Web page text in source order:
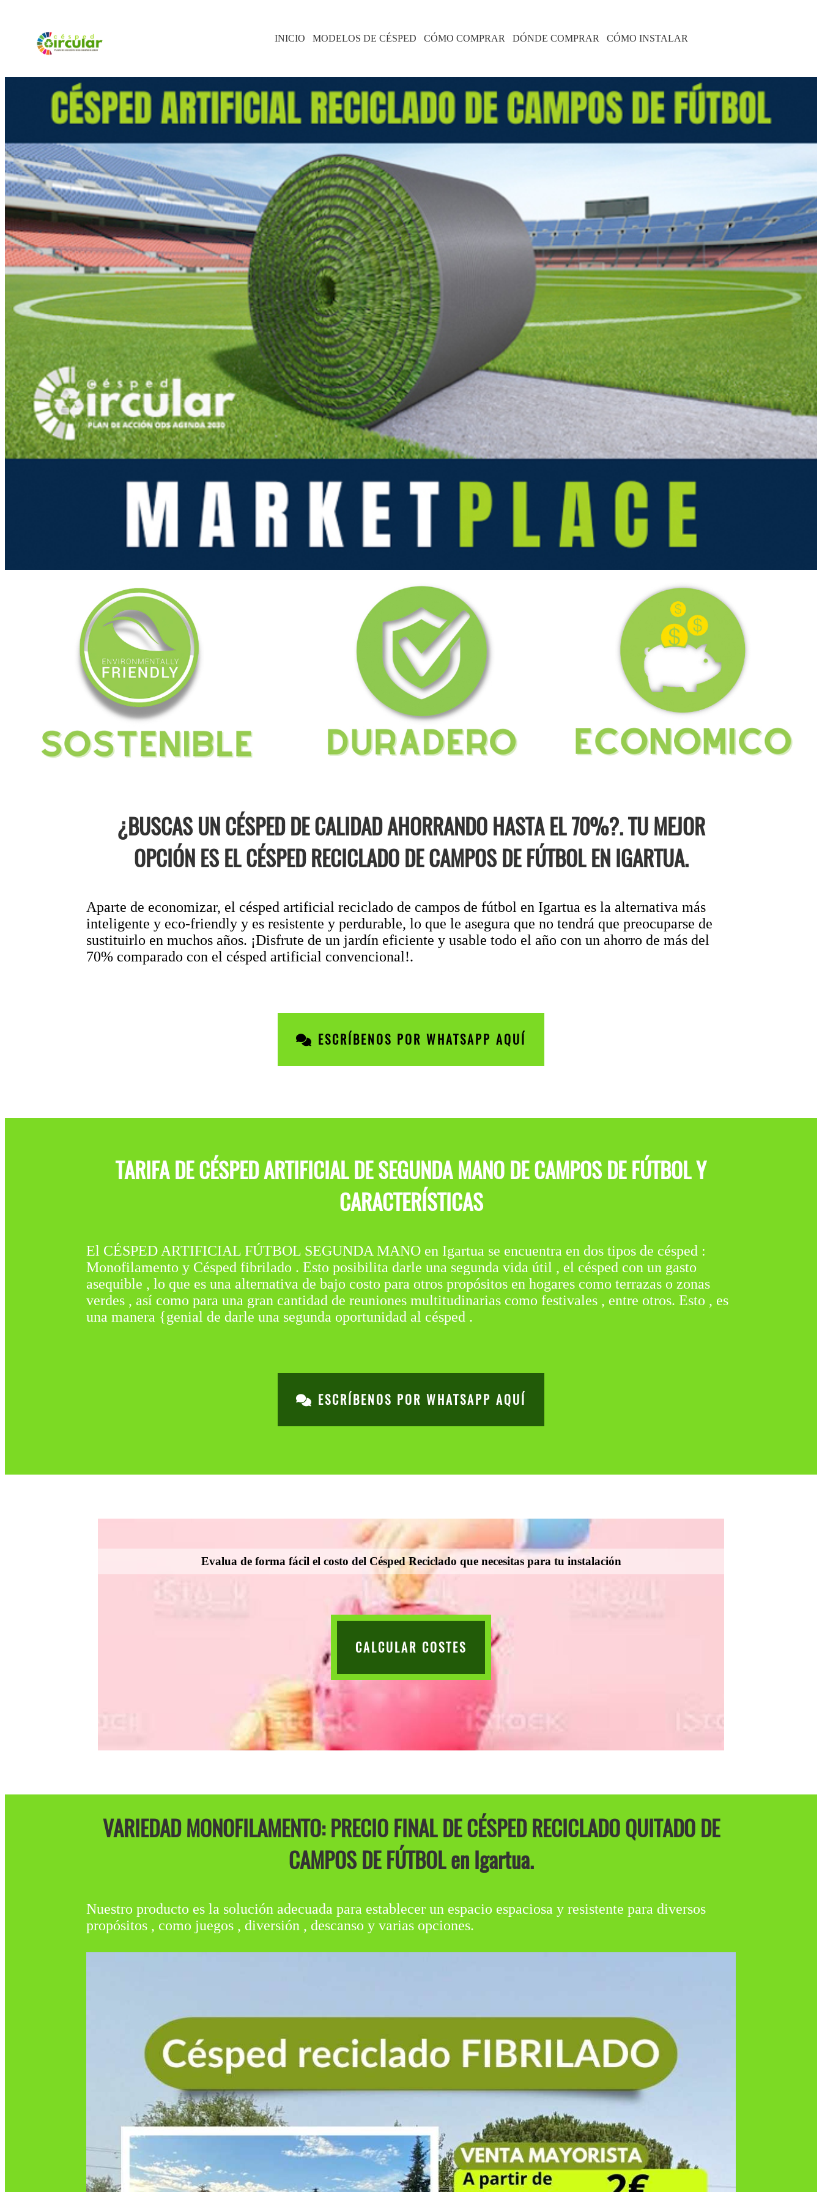
INICIO MODELOS DE CÉSPED CÓMO COMPRAR DÓNDE COMPRAR CÓMO INSTALAR
¿BUSCAS UN CÉSPED DE CALIDAD AHORRANDO HASTA EL 70%?. TU MEJOR
OPCIÓN ES EL CÉSPED RECICLADO DE CAMPOS DE FÚTBOL EN IGARTUA.
Aparte de economizar, el césped artificial reciclado de campos de fútbol en Igartua es la alternativa más
inteligente y eco-friendly y es resistente y perdurable, lo que le asegura que no tendrá que preocuparse de
sustituirlo en muchos años. ¡Disfrute de un jardín eficiente y usable todo el año con un ahorro de más del
70% comparado con el césped artificial convencional!.
ESCRÍBENOS POR WHATSAPP AQUÍ
TARIFA DE CÉSPED ARTIFICIAL DE SEGUNDA MANO DE CAMPOS DE FÚTBOL Y
CARACTERÍSTICAS
El CÉSPED ARTIFICIAL FÚTBOL SEGUNDA MANO en Igartua se encuentra en dos tipos de césped :
Monofilamento y Césped fibrilado . Esto posibilita darle una segunda vida útil , el césped con un gasto
asequible , lo que es una alternativa de bajo costo para otros propósitos en hogares como terrazas o zonas
verdes , así como para una gran cantidad de reuniones multitudinarias como festivales , entre otros. Esto , es
una manera {genial de darle una segunda oportunidad al césped .
ESCRÍBENOS POR WHATSAPP AQUÍ
Evalua de forma fácil el costo del Césped Reciclado que necesitas para tu instalación
CALCULAR COSTES
VARIEDAD MONOFILAMENTO: PRECIO FINAL DE CÉSPED RECICLADO QUITADO DE
CAMPOS DE FÚTBOL en Igartua.
Nuestro producto es la solución adecuada para establecer un espacio espaciosa y resistente para diversos
propósitos , como juegos , diversión , descanso y varias opciones.